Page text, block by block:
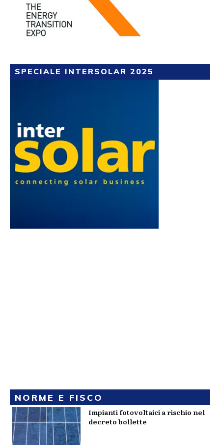
SPECIALE INTERSOLAR 2025
NORME E FISCO
Impianti fotovoltaici a rischio nel
decreto bollette